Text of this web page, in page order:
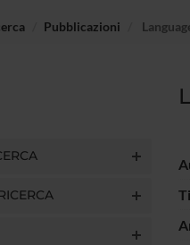
Pubblicazioni